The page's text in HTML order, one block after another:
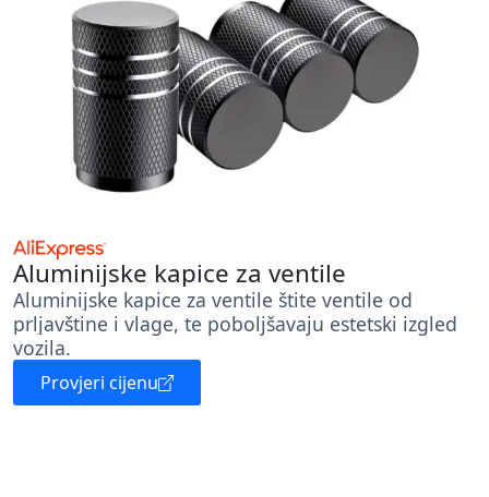
Aluminijske kapice za ventile
Aluminijske kapice za ventile štite ventile od
prljavštine i vlage, te poboljšavaju estetski izgled
vozila.
Provjeri cijenu